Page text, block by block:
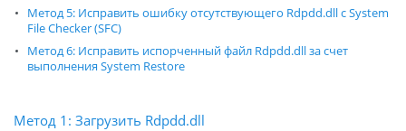
Метод 5: Исправить ошибку отсутствующего Rdpdd.dll с System
File Checker (SFC)
Метод 6: Исправить испорченный файл Rdpdd.dll за счет
выполнения System Restore
Метод 1: Загрузить Rdpdd.dll